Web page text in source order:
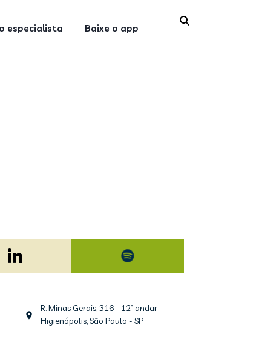
especialista Baixe o app
R. Minas Gerais, 316 - 12º andar
Higienópolis, São Paulo - SP